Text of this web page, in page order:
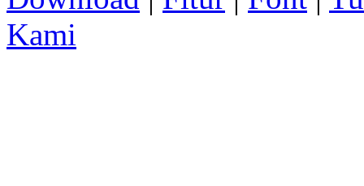
Kami